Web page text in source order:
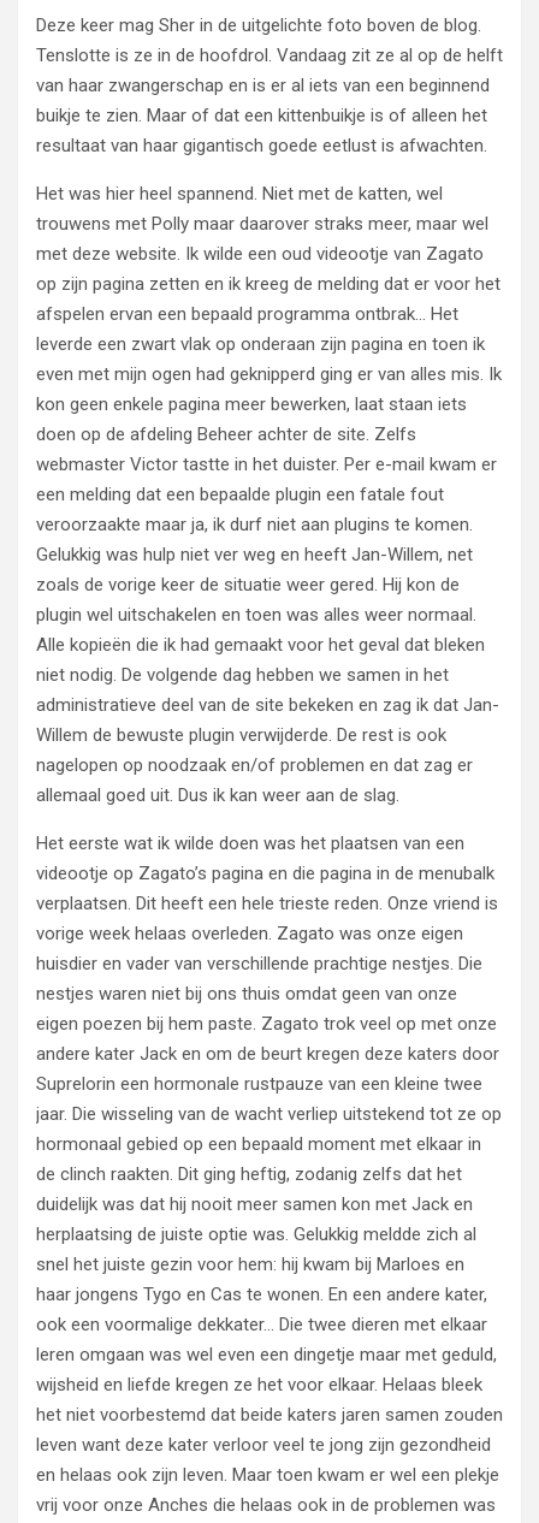
Deze keer mag Sher in de uitgelichte foto boven de blog.
Tenslotte is ze in de hoofdrol. Vandaag zit ze al op de helft
van haar zwangerschap en is er al iets van een beginnend
buikje te zien. Maar of dat een kittenbuikje is of alleen het
resultaat van haar gigantisch goede eetlust is afwachten.
Het was hier heel spannend. Niet met de katten, wel
trouwens met Polly maar daarover straks meer, maar wel
met deze website. Ik wilde een oud videootje van Zagato
op zijn pagina zetten en ik kreeg de melding dat er voor het
afspelen ervan een bepaald programma ontbrak… Het
leverde een zwart vlak op onderaan zijn pagina en toen ik
even met mijn ogen had geknipperd ging er van alles mis. Ik
kon geen enkele pagina meer bewerken, laat staan iets
doen op de afdeling Beheer achter de site. Zelfs
webmaster Victor tastte in het duister. Per e-mail kwam er
een melding dat een bepaalde plugin een fatale fout
veroorzaakte maar ja, ik durf niet aan plugins te komen.
Gelukkig was hulp niet ver weg en heeft Jan-Willem, net
zoals de vorige keer de situatie weer gered. Hij kon de
plugin wel uitschakelen en toen was alles weer normaal.
Alle kopieën die ik had gemaakt voor het geval dat bleken
niet nodig. De volgende dag hebben we samen in het
administratieve deel van de site bekeken en zag ik dat Jan-
Willem de bewuste plugin verwijderde. De rest is ook
nagelopen op noodzaak en/of problemen en dat zag er
allemaal goed uit. Dus ik kan weer aan de slag.
Het eerste wat ik wilde doen was het plaatsen van een
videootje op Zagato’s pagina en die pagina in de menubalk
verplaatsen. Dit heeft een hele trieste reden. Onze vriend is
vorige week helaas overleden. Zagato was onze eigen
huisdier en vader van verschillende prachtige nestjes. Die
nestjes waren niet bij ons thuis omdat geen van onze
eigen poezen bij hem paste. Zagato trok veel op met onze
andere kater Jack en om de beurt kregen deze katers door
Suprelorin een hormonale rustpauze van een kleine twee
jaar. Die wisseling van de wacht verliep uitstekend tot ze op
hormonaal gebied op een bepaald moment met elkaar in
de clinch raakten. Dit ging heftig, zodanig zelfs dat het
duidelijk was dat hij nooit meer samen kon met Jack en
herplaatsing de juiste optie was. Gelukkig meldde zich al
snel het juiste gezin voor hem: hij kwam bij Marloes en
haar jongens Tygo en Cas te wonen. En een andere kater,
ook een voormalige dekkater… Die twee dieren met elkaar
leren omgaan was wel even een dingetje maar met geduld,
wijsheid en liefde kregen ze het voor elkaar. Helaas bleek
het niet voorbestemd dat beide katers jaren samen zouden
leven want deze kater verloor veel te jong zijn gezondheid
en helaas ook zijn leven. Maar toen kwam er wel een plekje
vrij voor onze Anches die helaas ook in de problemen was